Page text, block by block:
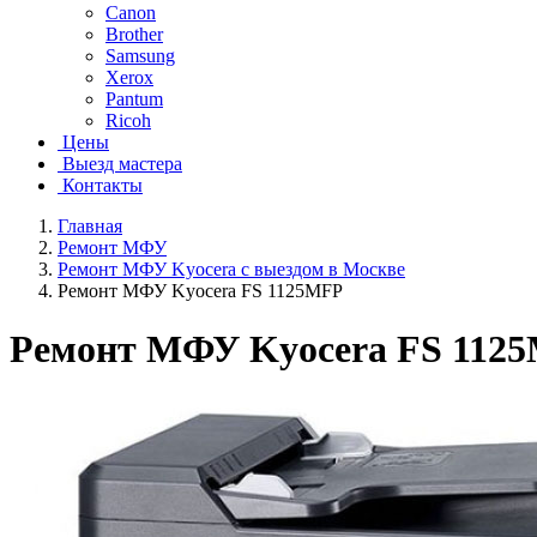
Canon
Brother
Samsung
Xerox
Pantum
Ricoh
Цены
Выезд мастера
Контакты
Главная
Ремонт МФУ
Ремонт МФУ Kyocera с выездом в Москве
Ремонт МФУ Kyocera FS 1125MFP
Ремонт МФУ Kyocera FS